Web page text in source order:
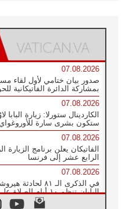
07.08.2026
صدور بيان ختامي لأول لقاء
بمشاركة الدائرة الفاتيكانية
07.08.2026
الكاردينال ستورلا: زيارة البابا
ستكون بشرى سارة للأوروغواي
07.08.2026
الفاتيكان يعلن برنامج الزيارة
الرابع عشر إلى فرنسا
07.08.2026
في الذكرى الـ ٨١
اليابان تنظم ١٠ أيام للصلاة على نية السلام